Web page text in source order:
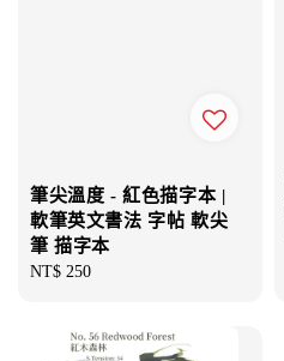
筆尖溫度 - 紅色描字本 |
軟筆英文書法 字帖 軟尖
筆 描字本
Regular
NT$ 250